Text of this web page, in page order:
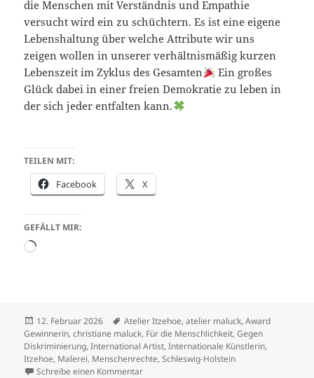
die Menschen mit Verständnis und Empathie
versucht wird ein zu schüchtern. Es ist eine eigene
Lebenshaltung über welche Attribute wir uns
zeigen wollen in unserer verhältnismäßig kurzen
Lebenszeit im Zyklus des Gesamten
Ein großes
Glück dabei in einer freien Demokratie zu leben in
der sich jeder entfalten kann.
TEILEN MIT:
Facebook X
GEFÄLLT MIR:
Wird
Veröffentlicht
am
12. Februar 2026 Schlagwörter
Atelier Itzehoe,atelier maluck,Award
Gewinnerin,christiane maluck, Für die Menschlichkeit,Gegen
Diskriminierung,International Artist,Internationale Künstlerin,
Itzehoe, Malerei, Menschenrechte,Schleswig-Holstein
Schreibe einen Kommentarzu Für die Menschlichkeit sein: